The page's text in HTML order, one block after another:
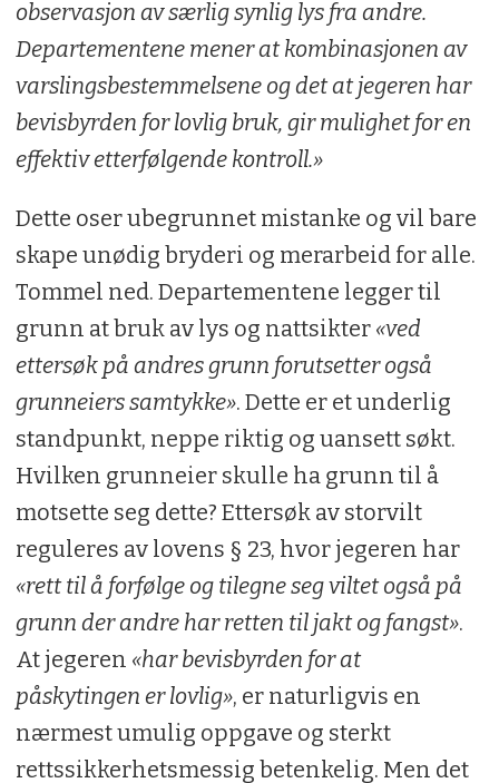
observasjon av særlig synlig lys fra andre.
Departementene mener at kombinasjonen av
varslingsbestemmelsene og det at jegeren har
bevisbyrden for lovlig bruk, gir mulighet for en
effektiv etterfølgende kontroll.»
Dette oser ubegrunnet mistanke og vil bare
skape unødig bryderi og merarbeid for alle.
Tommel ned. Departementene legger til
grunn at bruk av lys og nattsikter «ved
ettersøk på andres grunn forutsetter også
grunneiers samtykke». Dette er et underlig
standpunkt, neppe riktig og uansett søkt.
Hvilken grunneier skulle ha grunn til å
motsette seg dette? Ettersøk av storvilt
reguleres av lovens § 23, hvor jegeren har
«rett til å forfølge og tilegne seg viltet også på
grunn der andre har retten til jakt og fangst».
At jegeren «har bevisbyrden for at
påskytingen er lovlig», er naturligvis en
nærmest umulig oppgave og sterkt
rettssikkerhetsmessig betenkelig. Men det